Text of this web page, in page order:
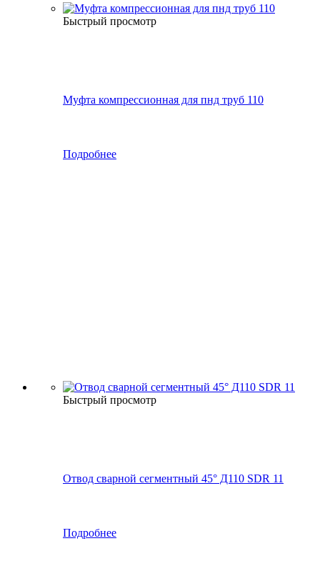
Быстрый просмотр
Муфта компрессионная для пнд труб 110
Подробнее
Быстрый просмотр
Отвод сварной сегментный 45° Д110 SDR 11
Подробнее